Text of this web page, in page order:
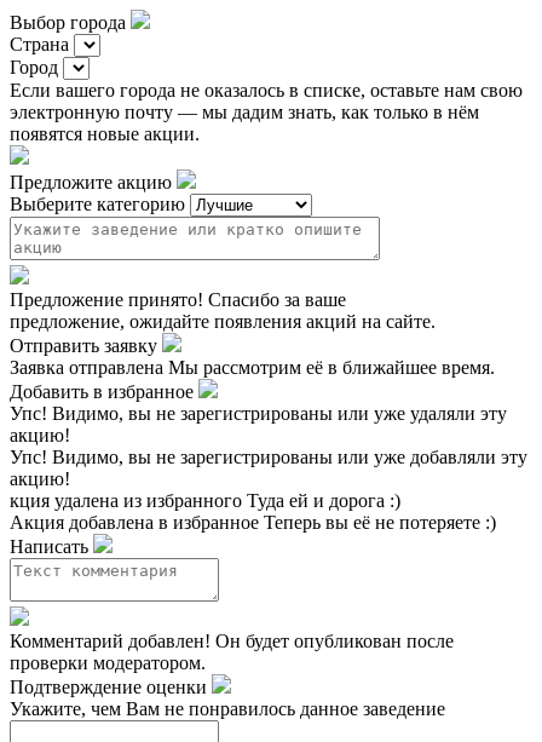
Выбор города
Страна
Город
Если вашего города не оказалось в списке, оставьте нам свою
электронную почту — мы дадим знать, как только в нём
появятся новые акции.
Предложите акцию
Выберите категорию
Предложение принято! Спасибо за ваше
предложение, ожидайте появления акций на сайте.
Отправить заявку
Заявка отправлена Мы рассмотрим её в ближайшее время.
Добавить в избранное
Упс! Видимо, вы не зарегистрированы или уже удаляли эту
акцию!
Упс! Видимо, вы не зарегистрированы или уже добавляли эту
акцию!
кция удалена из избранного Туда ей и дорога :)
Акция добавлена в избранное Теперь вы её не потеряете :)
Написать
Комментарий добавлен! Он будет опубликован после
проверки модератором.
Подтверждение оценки
Укажите, чем Вам не понравилось данное заведение